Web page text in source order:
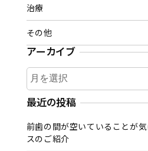
治療
その他
アーカイブ
ア
ー
カ
ブ
最近の投稿
前歯の間が空いていることが
スのご紹介